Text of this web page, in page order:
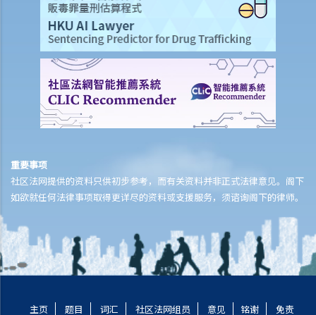
a. 订明格式
b. 表格1或表格2？
2. 由授权人和受权人签立
a. 由授权人签立
b. 由受权人签立
c. 多于一名受权人的签立方式
政事务。我知道有一种叫持久授权书的东西，可让我委讬一位受权人，
假若我患上痴呆（失智）症，受权人就可以处理我的财政事务。这个主
意听起来不错。那我可以只写几句话以确认委讬，然后签名，或许再找
3. 说明资料
4. 受权人的权限
a. 对受权人的限制
重要事项
社区法网提供的资料只供初步参考，而有关资料并非正式法律意见。阁下
如欲就任何法律事项取得更详尽的资料或支援服务，须谘询阁下的律师。
主页 题目 词汇 社区法网组员 意见 铭谢 免责